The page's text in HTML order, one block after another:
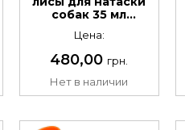
собак 35 мл
Цена:
480,00 грн.
Нет в наличии